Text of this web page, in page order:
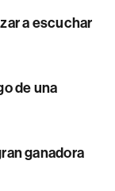
a escuchar
de una
ganadora